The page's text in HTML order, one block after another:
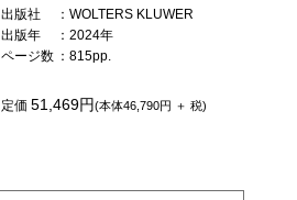
出版社
：WOLTERS KLUWER
出版年
：2024年
ページ数 ：815pp.
定価51,469円(本体46,790円 ＋ 税)